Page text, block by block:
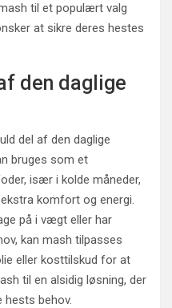
til et populært valg
at sikre deres hestes
den daglige
del af den daglige
bruges som et
især i kolde måneder,
komfort og energi.
på i vægt eller har
kan mash tilpasses
eller kosttilskud for at
til en alsidig løsning, der
hests behov.